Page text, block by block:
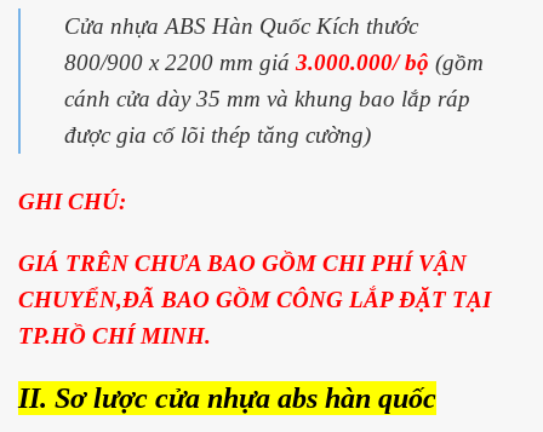
Cửa nhựa ABS Hàn Quốc Kích thước
800/900 x 2200 mm giá 3.000.000/ bộ (gồm
cánh cửa dày 35 mm và khung bao lắp ráp
được gia cố lõi thép tăng cường)
GHI CHÚ:
GIÁ TRÊN CHƯA BAO GỒM CHI PHÍ VẬN
CHUYỂN,ĐÃ BAO GỒM CÔNG LẮP ĐẶT TẠI
TP.HỒ CHÍ MINH.
II. Sơ lược cửa nhựa abs hàn quốc